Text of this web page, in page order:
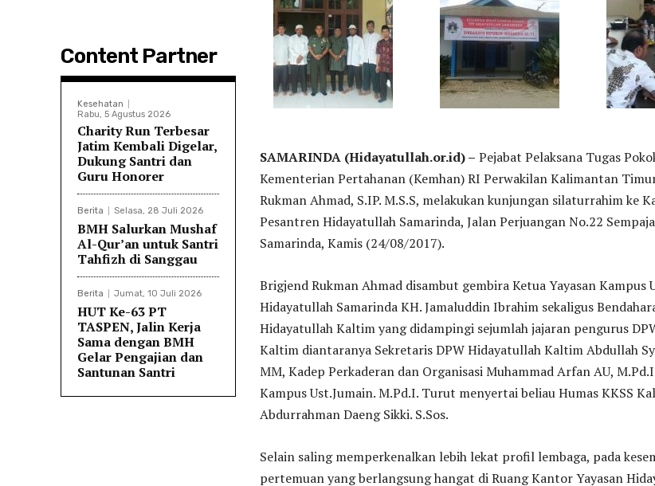
Content Partner
Kesehatan
Rabu, 5 Agustus 2026
Charity Run Terbesar
Jatim Kembali Digelar,
Dukung Santri dan
Guru Honorer
Berita Selasa, 28 Juli 2026
BMH Salurkan Mushaf
Al-Qur’an untuk Santri
Tahfizh di Sanggau
Berita Jumat, 10 Juli 2026
HUT Ke-63 PT
TASPEN, Jalin Kerja
Sama dengan BMH
Gelar Pengajian dan
Santunan Santri
SAMARINDA (Hidayatullah.or.id) – Pejabat Pelaksana Tugas
Kementerian Pertahanan (Kemhan) RI Perwakilan Kalimantan
Rukman Ahmad, S.IP. M.S.S, melakukan kunjungan silaturrahim ke
Pesantren Hidayatullah Samarinda, Jalan Perjuangan No.22
Samarinda, Kamis (24/08/2017).
Brigjend Rukman Ahmad disambut gembira Ketua Yayasan Kampus
Hidayatullah Samarinda KH. Jamaluddin Ibrahim sekaligus
Hidayatullah Kaltim yang didampingi sejumlah jajaran pengurus
Kaltim diantaranya Sekretaris DPW Hidayatullah Kaltim Abdullah
MM, Kadep Perkaderan dan Organisasi Muhammad Arfan AU,
Kampus Ust.Jumain. M.Pd.I. Turut menyertai beliau Humas KKSS
Abdurrahman Daeng Sikki. S.Sos.
Selain saling memperkenalkan lebih lekat profil lembaga, pada
pertemuan yang berlangsung hangat di Ruang Kantor Yayasan